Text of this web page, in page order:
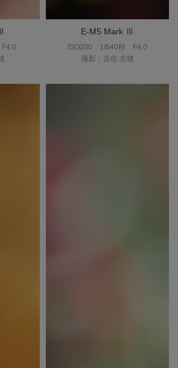
F4.0
E-M5 Mark Ⅲ
ISO200 1/640秒
F4.0
撮影：吉住 志穂